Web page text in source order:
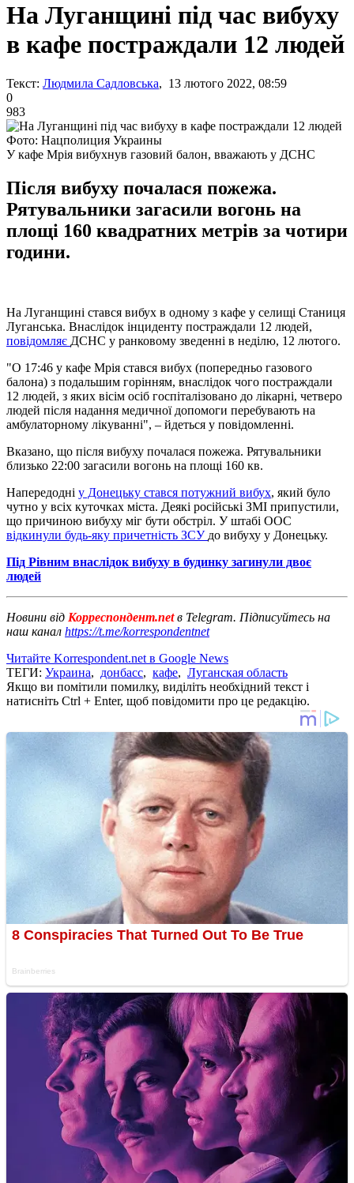
На Луганщині під час вибуху
в кафе постраждали 12 людей
Текст: Людмила Садловська, 13 лютого 2022, 08:59
0
983
Фото: Нацполиция Украины
У кафе Мрія вибухнув газовий балон, вважають у ДСНС
Після вибуху почалася пожежа.
Рятувальники загасили вогонь на
площі 160 квадратних метрів за чотири
години.
На Луганщині стався вибух в одному з кафе у селищі Станиця
Луганська. Внаслідок інциденту постраждали 12 людей,
повідомляє ДСНС у ранковому зведенні в неділю, 12 лютого.
"О 17:46 у кафе Мрія стався вибух (попередньо газового
балона) з подальшим горінням, внаслідок чого постраждали
12 людей, з яких вісім осіб госпіталізовано до лікарні, четверо
людей після надання медичної допомоги перебувають на
амбулаторному лікуванні", – йдеться у повідомленні.
Вказано, що після вибуху почалася пожежа. Рятувальники
близько 22:00 загасили вогонь на площі 160 кв.
Напередодні у Донецьку стався потужний вибух, який було
чутно у всіх куточках міста. Деякі російські ЗМІ припустили,
що причиною вибуху міг бути обстріл. У штабі ООС
відкинули будь-яку причетність ЗСУ до вибуху у Донецьку.
Під Рівним внаслідок вибуху в будинку загинули двоє
людей
Новини від Корреспондент.netв Telegram. Підписуйтесь на
наш канал https://t.me/korrespondentnet
Читайте Korrespondent.net в Google News
ТЕГИ: Украина, донбасс, кафе, Луганская область
Якщо ви помітили помилку, виділіть необхідний текст і
натисніть Ctrl + Enter, щоб повідомити про це редакцію.